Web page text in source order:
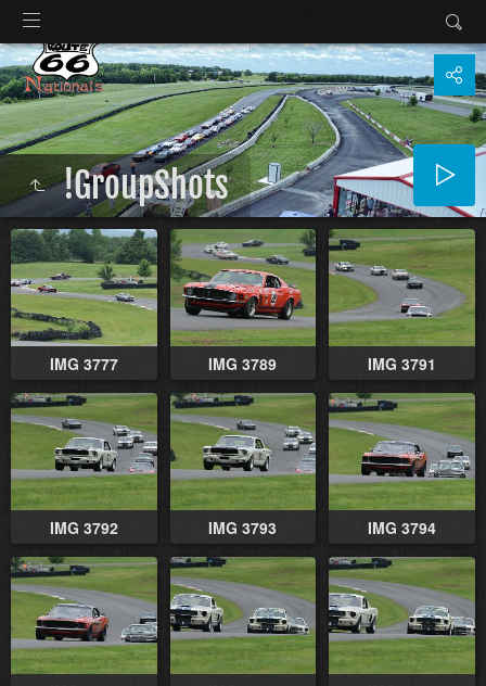
!GroupShots
IMG 3777 IMG 3789 IMG 3791
IMG 3792 IMG 3793 IMG 3794